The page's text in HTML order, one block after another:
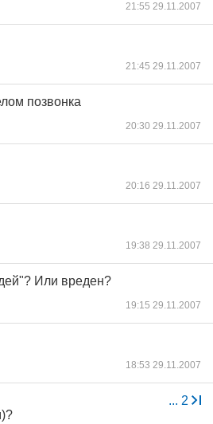
21:55 29.11.2007
21:45 29.11.2007
позвонка
20:30 29.11.2007
20:16 29.11.2007
19:38 29.11.2007
Или вреден?
19:15 29.11.2007
18:53 29.11.2007
... 2